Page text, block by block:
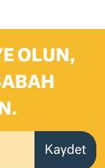
OLUN,
Kaydet